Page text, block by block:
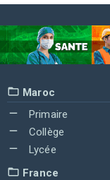
Maroc
Primaire
Collège
Lycée
France